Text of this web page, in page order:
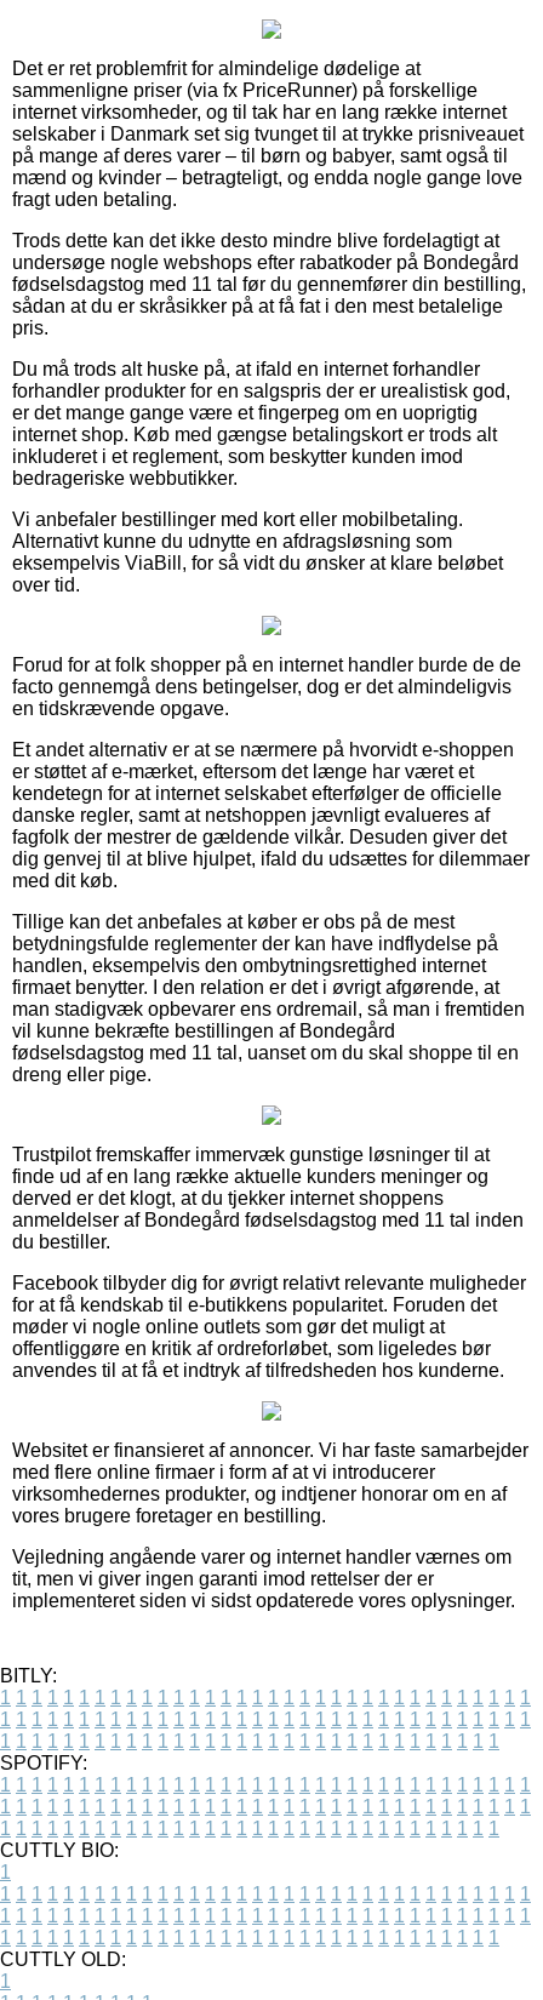
Det er ret problemfrit for almindelige dødelige at
sammenligne priser (via fx PriceRunner) på forskellige
internet virksomheder, og til tak har en lang række internet
selskaber i Danmark set sig tvunget til at trykke prisniveauet
på mange af deres varer – til børn og babyer, samt også til
mænd og kvinder – betragteligt, og endda nogle gange love
fragt uden betaling.
Trods dette kan det ikke desto mindre blive fordelagtigt at
undersøge nogle webshops efter rabatkoder på Bondegård
fødselsdagstog med 11 tal før du gennemfører din bestilling,
sådan at du er skråsikker på at få fat i den mest betalelige
pris.
Du må trods alt huske på, at ifald en internet forhandler
forhandler produkter for en salgspris der er urealistisk god,
er det mange gange være et fingerpeg om en uoprigtig
internet shop. Køb med gængse betalingskort er trods alt
inkluderet i et reglement, som beskytter kunden imod
bedrageriske webbutikker.
Vi anbefaler bestillinger med kort eller mobilbetaling.
Alternativt kunne du udnytte en afdragsløsning som
eksempelvis ViaBill, for så vidt du ønsker at klare beløbet
over tid.
Forud for at folk shopper på en internet handler burde de de
facto gennemgå dens betingelser, dog er det almindeligvis
en tidskrævende opgave.
Et andet alternativ er at se nærmere på hvorvidt e-shoppen
er støttet af e-mærket, eftersom det længe har været et
kendetegn for at internet selskabet efterfølger de officielle
danske regler, samt at netshoppen jævnligt evalueres af
fagfolk der mestrer de gældende vilkår. Desuden giver det
dig genvej til at blive hjulpet, ifald du udsættes for dilemmaer
med dit køb.
Tillige kan det anbefales at køber er obs på de mest
betydningsfulde reglementer der kan have indflydelse på
handlen, eksempelvis den ombytningsrettighed internet
firmaet benytter. I den relation er det i øvrigt afgørende, at
man stadigvæk opbevarer ens ordremail, så man i fremtiden
vil kunne bekræfte bestillingen af Bondegård
fødselsdagstog med 11 tal, uanset om du skal shoppe til en
dreng eller pige.
Trustpilot fremskaffer immervæk gunstige løsninger til at
finde ud af en lang række aktuelle kunders meninger og
derved er det klogt, at du tjekker internet shoppens
anmeldelser af Bondegård fødselsdagstog med 11 tal inden
du bestiller.
Facebook tilbyder dig for øvrigt relativt relevante muligheder
for at få kendskab til e-butikkens popularitet. Foruden det
møder vi nogle online outlets som gør det muligt at
offentliggøre en kritik af ordreforløbet, som ligeledes bør
anvendes til at få et indtryk af tilfredsheden hos kunderne.
Websitet er finansieret af annoncer. Vi har faste samarbejder
med flere online firmaer i form af at vi introducerer
virksomhedernes produkter, og indtjener honorar om en af
vores brugere foretager en bestilling.
Vejledning angående varer og internet handler værnes om
tit, men vi giver ingen garanti imod rettelser der er
implementeret siden vi sidst opdaterede vores oplysninger.
BITLY:
1 1 1 1 1 1 1 1 1 1 1 1 1 1 1 1 1 1 1 1 1 1 1 1 1 1 1 1 1 1 1 1 1 1
1 1 1 1 1 1 1 1 1 1 1 1 1 1 1 1 1 1 1 1 1 1 1 1 1 1 1 1 1 1 1 1 1 1
1 1 1 1 1 1 1 1 1 1 1 1 1 1 1 1 1 1 1 1 1 1 1 1 1 1 1 1 1 1 1 1
SPOTIFY:
1 1 1 1 1 1 1 1 1 1 1 1 1 1 1 1 1 1 1 1 1 1 1 1 1 1 1 1 1 1 1 1 1 1
1 1 1 1 1 1 1 1 1 1 1 1 1 1 1 1 1 1 1 1 1 1 1 1 1 1 1 1 1 1 1 1 1 1
1 1 1 1 1 1 1 1 1 1 1 1 1 1 1 1 1 1 1 1 1 1 1 1 1 1 1 1 1 1 1 1
CUTTLY BIO:
1
1 1 1 1 1 1 1 1 1 1 1 1 1 1 1 1 1 1 1 1 1 1 1 1 1 1 1 1 1 1 1 1 1 1
1 1 1 1 1 1 1 1 1 1 1 1 1 1 1 1 1 1 1 1 1 1 1 1 1 1 1 1 1 1 1 1 1 1
1 1 1 1 1 1 1 1 1 1 1 1 1 1 1 1 1 1 1 1 1 1 1 1 1 1 1 1 1 1 1 1
CUTTLY OLD:
1